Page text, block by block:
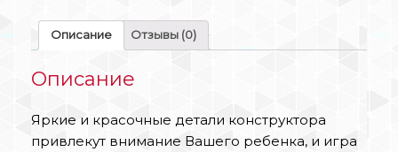
Описание Отзывы (0)
Описание
Яркие и красочные детали конструктора
привлекут внимание Вашего ребенка, и игра